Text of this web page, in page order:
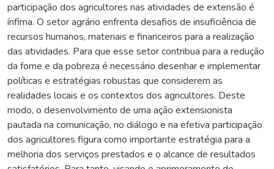
participação dos agricultores nas atividades de extensão é
ínfima. O setor agrário enfrenta desafios de insuficiência de
recursos humanos, materiais e financeiros para a realização
das atividades. Para que esse setor contribua para a redução
da fome e da pobreza é necessário desenhar e implementar
políticas e estratégias robustas que considerem as
realidades locais e os contextos dos agricultores. Deste
modo, o desenvolvimento de uma ação extensionista
pautada na comunicação, no diálogo e na efetiva participação
dos agricultores figura como importante estratégia para a
melhoria dos serviços prestados e o alcance de resultados